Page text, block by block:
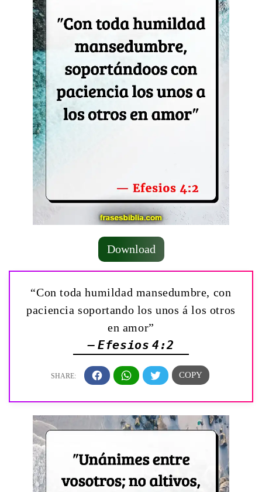
Download
“Con toda humildad mansedumbre, con
paciencia soportando los unos á los otros
en amor”
— Efesios 4:2